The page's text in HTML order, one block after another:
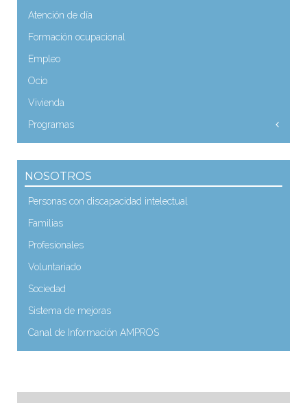
Atención de día
Formación ocupacional
Empleo
Ocio
Vivienda
Programas
NOSOTROS
Personas con discapacidad intelectual
Familias
Profesionales
Voluntariado
Sociedad
Sistema de mejoras
Canal de Información AMPROS